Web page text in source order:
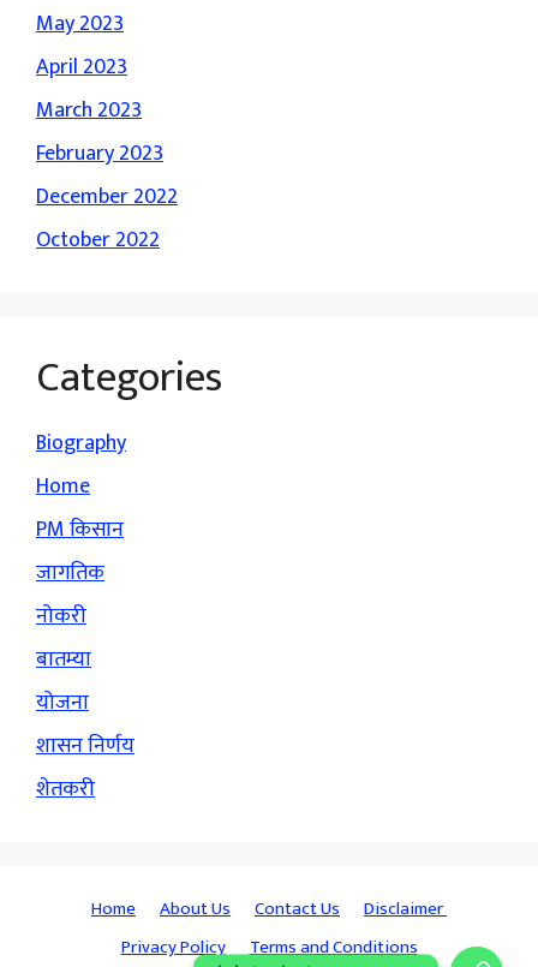
May 2023
April 2023
March 2023
February 2023
December 2022
October 2022
Categories
Biography
Home
PM किसान
जागतिक
नोकरी
बातम्या
योजना
शासन निर्णय
शेतकरी
Home About Us Contact Us
Disclaimer
Privacy Policy
Terms and Conditions